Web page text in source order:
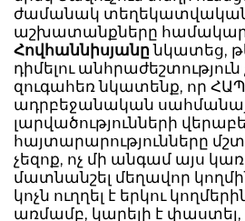
ժամանակ
աշխատանքները
Հովհաննիսյանը նկատեց,
դիմելու
զուգահեռ նկատենք, որ
ադրբեջանական
լարվածությունների
հայտարարությունները
չեզոք, ոչ մի անգամ այս
մատնանշել մեղավոր
կոչն ուղղել է երկու
առմամբ, կարելի է փաստել,